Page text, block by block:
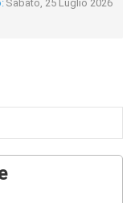
Sabato, 25 Luglio 2026